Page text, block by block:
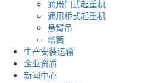
通用门式起重机
通用桥式起重机
悬臂吊
塔筒
生产安装运输
企业资质
新闻中心